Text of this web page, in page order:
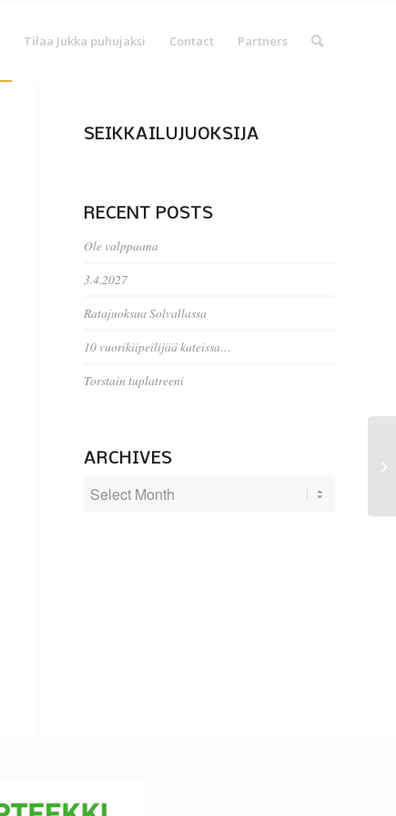
Tilaa Jukka puhujaksi Contact Partners
SEIKKAILUJUOKSIJA
RECENT POSTS
Ole valppaana
3.4.2027
Ratajuoksua Solvallassa
10 vuorikiipeilijää kateissa…
Torstain tuplatreeni
ARCHIVES